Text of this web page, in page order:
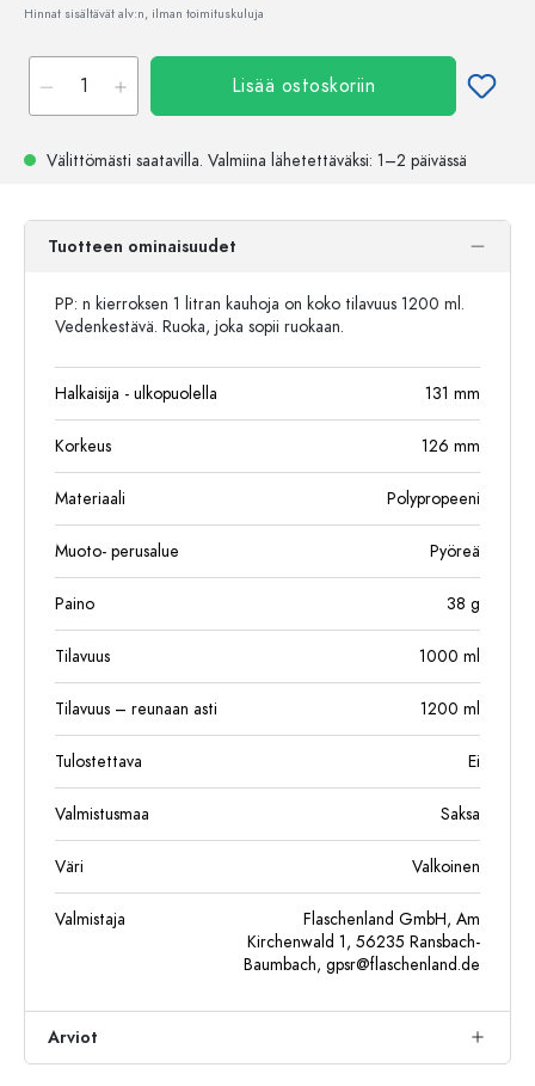
Hinnat sisältävät alv:n, ilman toimituskuluja
Lisää ostoskoriin
Välittömästi saatavilla. Valmiina lähetettäväksi: 1–2 päivässä
Tuotteen ominaisuudet
PP: n kierroksen 1 litran kauhoja on koko tilavuus 1200 ml.
Vedenkestävä. Ruoka, joka sopii ruokaan.
Halkaisija - ulkopuolella 131 mm
Korkeus 126 mm
Materiaali Polypropeeni
Muoto- perusalue Pyöreä
Paino 38 g
Tilavuus 1000 ml
Tilavuus – reunaan asti 1200 ml
Tulostettava Ei
Valmistusmaa Saksa
Väri Valkoinen
Valmistaja
Flaschenland GmbH, Am
Kirchenwald 1, 56235 Ransbach-
Baumbach, gpsr@flaschenland.de
Arviot